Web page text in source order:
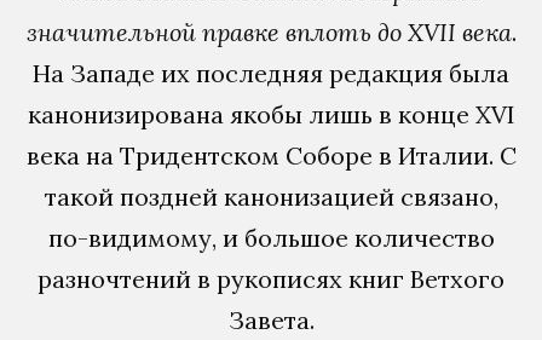
значительной правке вплоть до XVII века.
На Западе их последняя редакция была
канонизирована якобы лишь в конце XVI
века на Тридентском Соборе в Италии. С
такой поздней канонизацией связано,
по-видимому, и большое количество
разночтений в рукописях книг Ветхого
Завета.